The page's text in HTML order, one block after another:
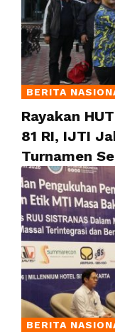
BERITA
Rayakan
81 RI, IJTI
Turnamen
BERITA